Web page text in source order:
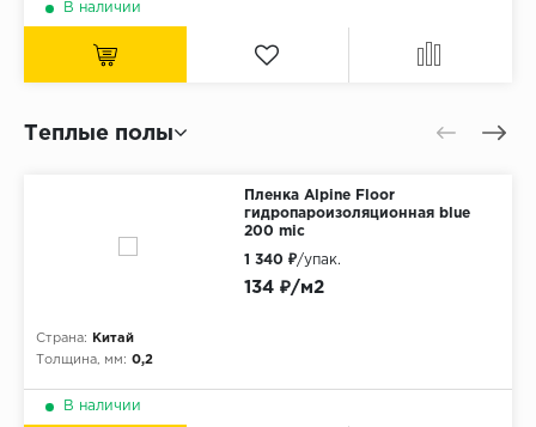
В наличии
Теплые полы
Пленка Alpine Floor
гидропароизоляционная blue
200 mic
Страна:
Китай
Толщина, мм: 0,2
134 ₽/м2
1 340 ₽/упак.
В наличии